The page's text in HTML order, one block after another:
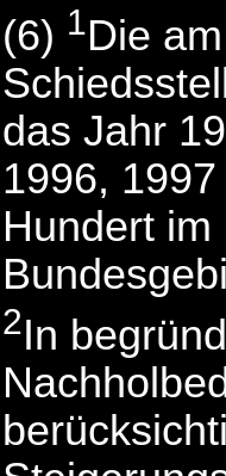
(6) 1Die
das Jahr
1996,
Hundert
2In